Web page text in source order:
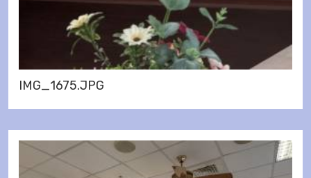
IMG_1675.JPG